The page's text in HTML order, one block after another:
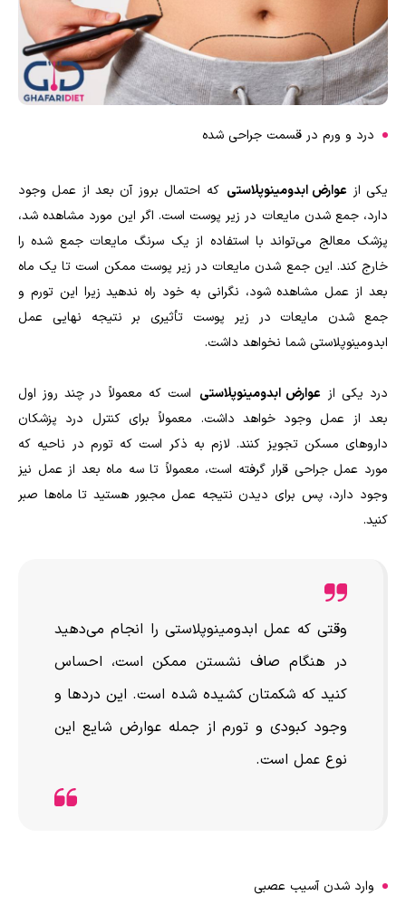
درد و ورم در قسمت جراحی شده
یکی از عوارض ابدومینوپلاستی که احتمال بروز آن بعد از عمل وجود
دارد، جمع شدن مایعات در زیر پوست است. اگر این مورد مشاهده شد،
پزشک معالج می‌تواند با استفاده از یک سرنگ مایعات جمع شده را
خارج کند. این جمع شدن مایعات در زیر پوست ممکن است تا یک ماه
بعد از عمل مشاهده شود، نگرانی به خود راه ندهید زیرا این تورم و
جمع شدن مایعات در زیر پوست تأثیری بر نتیجه نهایی عمل
ابدومینوپلاستی شما نخواهد داشت.
درد یکی از عوارض ابدومینوپلاستی است که معمولاً در چند روز اول
بعد از عمل وجود خواهد داشت. معمولاً برای کنترل درد پزشکان
دارو‌های مسکن تجویز کنند. لازم به ذکر است که تورم در ناحیه که
مورد عمل جراحی قرار گرفته است، معمولاً تا سه ماه بعد از عمل نیز
وجود دارد، پس برای دیدن نتیجه عمل مجبور هستید تا ماه‌ها صبر
کنید.
وقتی که عمل ابدومینوپلاستی را انجام می‌دهید
در هنگام صاف نشستن ممکن است، احساس
کنید که شکمتان کشیده شده است. این درد‌ها و
وجود کبودی و تورم از جمله عوارض شایع این
نوع عمل است.
وارد شدن آسیب عصبی